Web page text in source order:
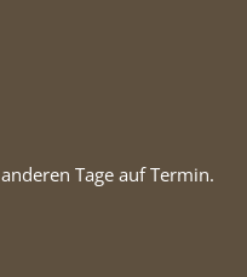
Tage auf Termin.